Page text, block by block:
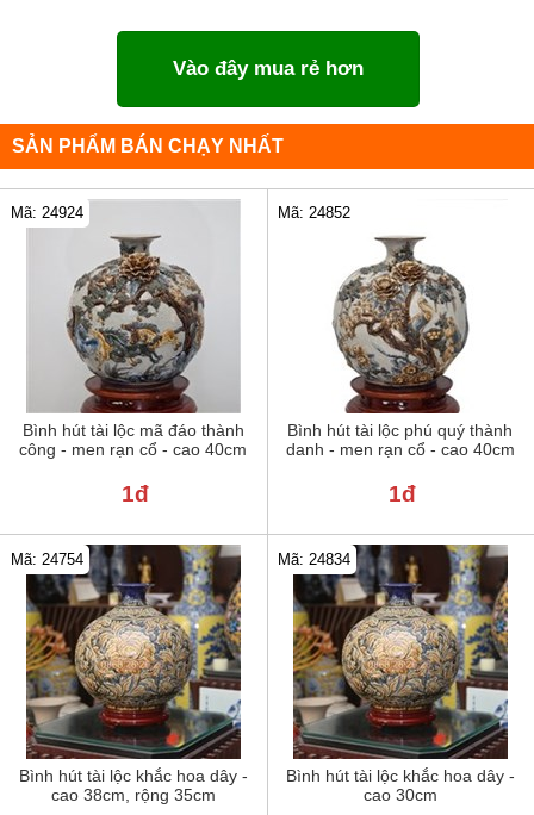
Vào đây mua rẻ hơn
SẢN PHẨM BÁN CHẠY NHẤT
Bình hút tài lộc mã đáo thành
công - men rạn cổ - cao 40cm
Mã: 24924
1đ
Bình hút tài lộc phú quý thành
danh - men rạn cổ - cao 40cm
Mã: 24852
1đ
Bình hút tài lộc khắc hoa dây -
cao 38cm, rộng 35cm
Mã: 24754
Bình hút tài lộc khắc hoa dây -
cao 30cm
Mã: 24834